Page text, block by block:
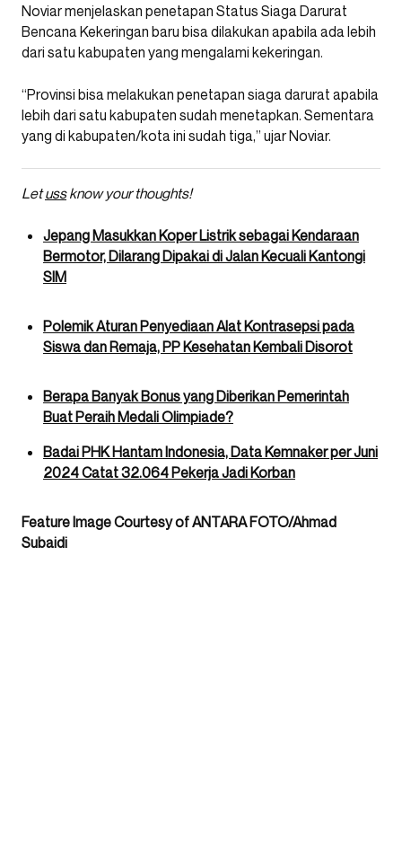
Noviar menjelaskan penetapan Status Siaga Darurat
Bencana Kekeringan baru bisa dilakukan apabila ada lebih
dari satu kabupaten yang mengalami kekeringan.
“Provinsi bisa melakukan penetapan siaga darurat apabila
lebih dari satu kabupaten sudah menetapkan. Sementara
yang di kabupaten/kota ini sudah tiga,” ujar Noviar.
Letussknow your thoughts!
Jepang Masukkan Koper Listrik sebagai Kendaraan
Bermotor, Dilarang Dipakai di Jalan Kecuali Kantongi
SIM
Polemik Aturan Penyediaan Alat Kontrasepsi pada
Siswa dan Remaja, PP Kesehatan Kembali Disorot
Berapa Banyak Bonus yang Diberikan Pemerintah
Buat Peraih Medali Olimpiade?
Badai PHK Hantam Indonesia, Data Kemnaker per Juni
2024 Catat 32.064 Pekerja Jadi Korban
Feature Image Courtesy of ANTARA FOTO/Ahmad
Subaidi